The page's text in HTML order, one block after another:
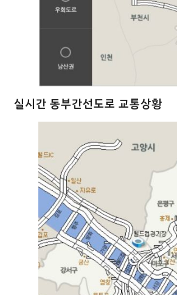
실시간 동부간선도로 교통상황